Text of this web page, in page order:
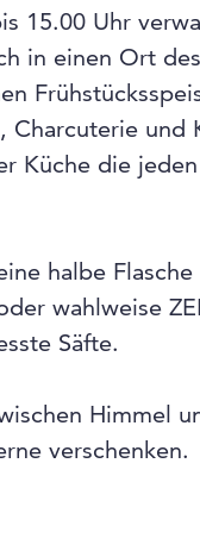
15.00 Uhr
in einen Ort
Charcuterie und
Küche die
halbe Flasche
wahlweise
Säfte.
Himmel
verschenken.